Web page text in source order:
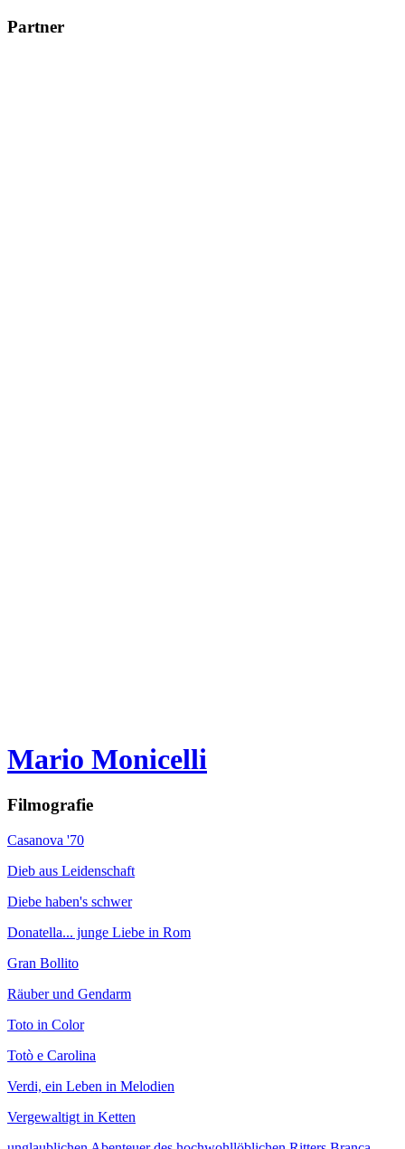
Partner
Mario Monicelli
Filmografie
Casanova '70
Dieb aus Leidenschaft
Diebe haben's schwer
Donatella... junge Liebe in Rom
Gran Bollito
Räuber und Gendarm
Toto in Color
Totò e Carolina
Verdi, ein Leben in Melodien
Vergewaltigt in Ketten